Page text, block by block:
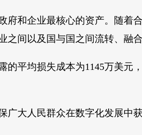
府和企业最核心的资产。随着
间以及国与国之间流转、融合
平均损失成本为1145万美元
广大人民群众在数字化发展中